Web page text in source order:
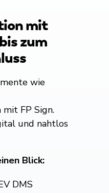
mit
zum
wie
FP Sign.
und nahtlos
Blick:
DMS